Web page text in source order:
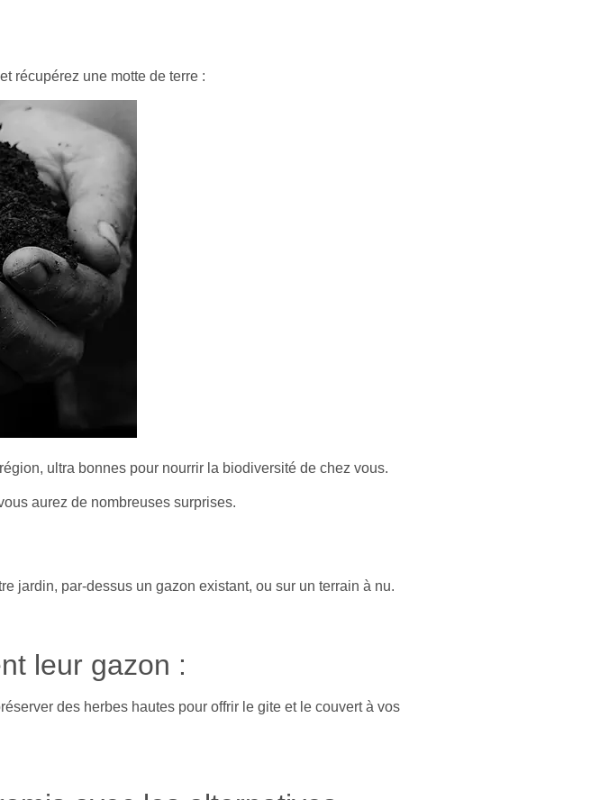
récupérez une motte de terre :
ultra bonnes pour nourrir la biodiversité de chez vous.
aurez de nombreuses surprises.
jardin, par-dessus un gazon existant, ou sur un terrain à nu.
leur gazon :
des herbes hautes pour offrir le gite et le couvert à vos